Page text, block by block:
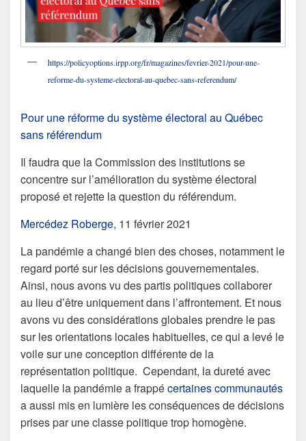
https://policyoptions.irpp.org/fr/magazines/fevrier-2021/pour-une-
reforme-du-systeme-electoral-au-quebec-sans-referendum/
Pour une réforme du système électoral au Québec
sans référendum
Il faudra que la Commission des institutions se
concentre sur l’amélioration du système électoral
proposé et rejette la question du référendum.
Mercédez Roberge, 11 février 2021
La pandémie a changé bien des choses, notamment le
regard porté sur les décisions gouvernementales.
Ainsi, nous avons vu des partis politiques collaborer
au lieu d’être uniquement dans l’affrontement. Et nous
avons vu des considérations globales prendre le pas
sur les orientations locales habituelles, ce qui a levé le
voile sur une conception différente de la
représentation politique. Cependant, la dureté avec
laquelle la pandémie a frappécertaines communautés
a aussi mis en lumière les conséquences de décisions
prises par une classe politique trop homogène.